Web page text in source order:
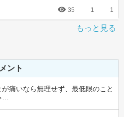
35 1 1
もっと見る
ント
痛いなら無理せず、最低限のこと